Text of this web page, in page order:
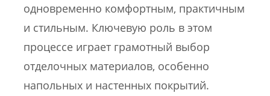
одновременно комфортным, практичным
и стильным. Ключевую роль в этом
процессе играет грамотный выбор
отделочных материалов, особенно
напольных и настенных покрытий.